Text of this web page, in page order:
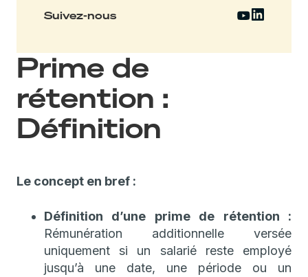
Prime de
rétention :
Définition
Le concept en bref :
Définition d’une prime de rétention :
Rémunération additionnelle versée
uniquement si un salarié reste employé
jusqu’à une date, une période ou un
Suivez-nous